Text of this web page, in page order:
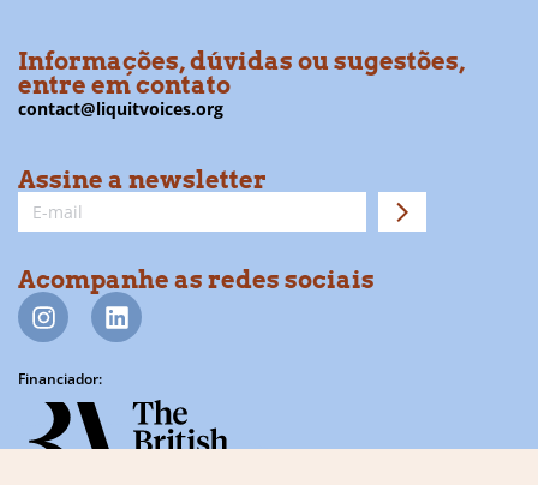
Informações, dúvidas ou sugestões,
entre em contato
contact@liquitvoices.org
Assine a newsletter
Acompanhe as redes sociais
Financiador: